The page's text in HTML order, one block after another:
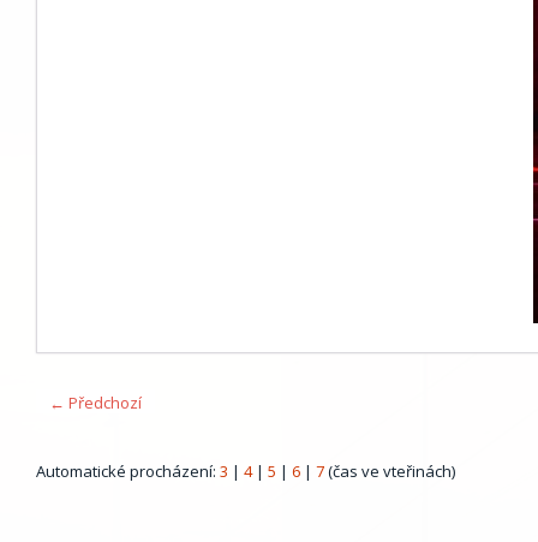
← Předchozí
Automatické procházení: 3 | 4| 5 | 6 | 7(čas ve vteřinách)